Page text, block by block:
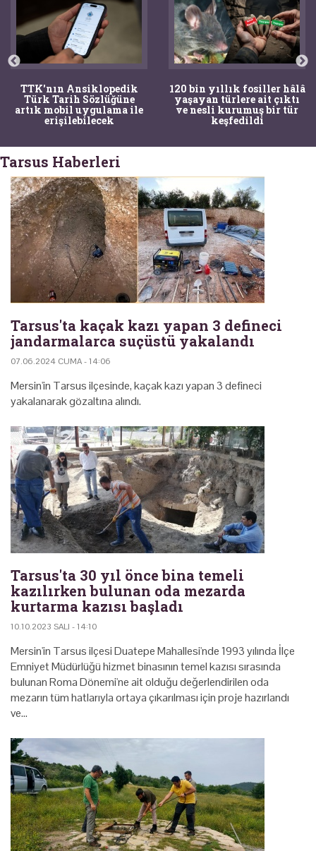
TTK'nın Ansiklopedik
Türk Tarih Sözlüğüne
artık mobil uygulama ile
erişilebilecek
120 bin yıllık fosiller hâlâ
yaşayan türlere ait çıktı
ve nesli kurumuş bir tür
keşfedildi
Tarsus Haberleri
Tarsus'ta kaçak kazı yapan 3 defineci
jandarmalarca suçüstü yakalandı
07.06.2024 CUMA - 14:06
Mersin'in Tarsus ilçesinde, kaçak kazı yapan 3 defineci
yakalanarak gözaltına alındı.
Tarsus'ta 30 yıl önce bina temeli
kazılırken bulunan oda mezarda
kurtarma kazısı başladı
10.10.2023 SALI - 14:10
Mersin'in Tarsus ilçesi Duatepe Mahallesi'nde 1993 yılında İlçe
Emniyet Müdürlüğü hizmet binasının temel kazısı sırasında
bulunan Roma Dönemi'ne ait olduğu değerlendirilen oda
mezarın tüm hatlarıyla ortaya çıkarılması için proje hazırlandı
ve…